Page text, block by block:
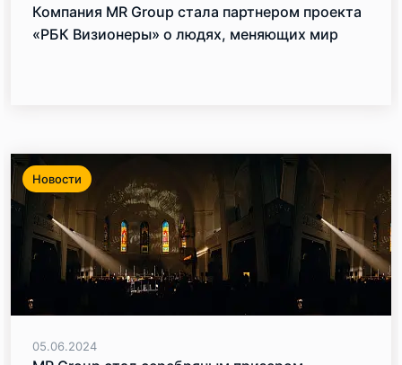
Компания MR Group стала партнером проекта
«РБК Визионеры» о людях, меняющих мир
Новости
05.06.2024